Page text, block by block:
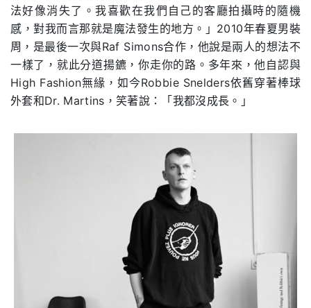
法好像消失了。我喜歡在我們自己的客廳拍攝時的隨機
感，對我而言那就是魔法發生的地方。」2010年春夏男裝
周，是最後一次與Raf Simons合作，他說是兩人的想法不
一樣了，就此分道揚鑣，你走你的路。多年來，他自認與
High Fashion無緣，如今Robbie Snelders依舊穿著棒球
外套和Dr. Martins，笑著說：「我都沒成長。」